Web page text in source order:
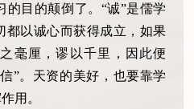
的目的颠倒了。“诚”是儒学
都以诚心而获得成立，如果
毫厘，谬以千里，因此便
”。天资的美好，也要靠学
用。